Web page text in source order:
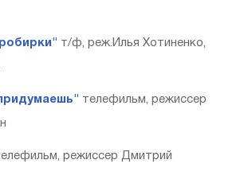
т/ф, реж.Илья Хотиненко,
телефильм, режиссер
режиссер Дмитрий